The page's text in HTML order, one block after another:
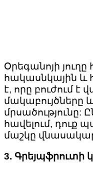
Օրեգանոյի
հակասնկային և
է, որը բուժում է
մակաբույծները
մրսածությունը:
հավելում, դուք
մաշկը
3. Գրեյպֆրուտի